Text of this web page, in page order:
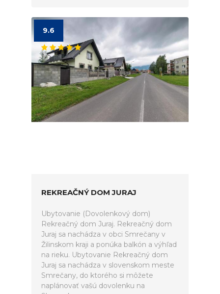
9.6
REKREAČNÝ DOM JURAJ
Ubytovanie (Dovolenkový dom)
Rekreačný dom Juraj. Rekreačný dom
Juraj sa nachádza v obci Smrečany v
Žilinskom kraji a ponúka balkón a výhľad
na rieku. Ubytovanie Rekreačný dom
Juraj sa nachádza v slovenskom meste
Smrečany, do ktorého si môžete
naplánovať vašú dovolenku na